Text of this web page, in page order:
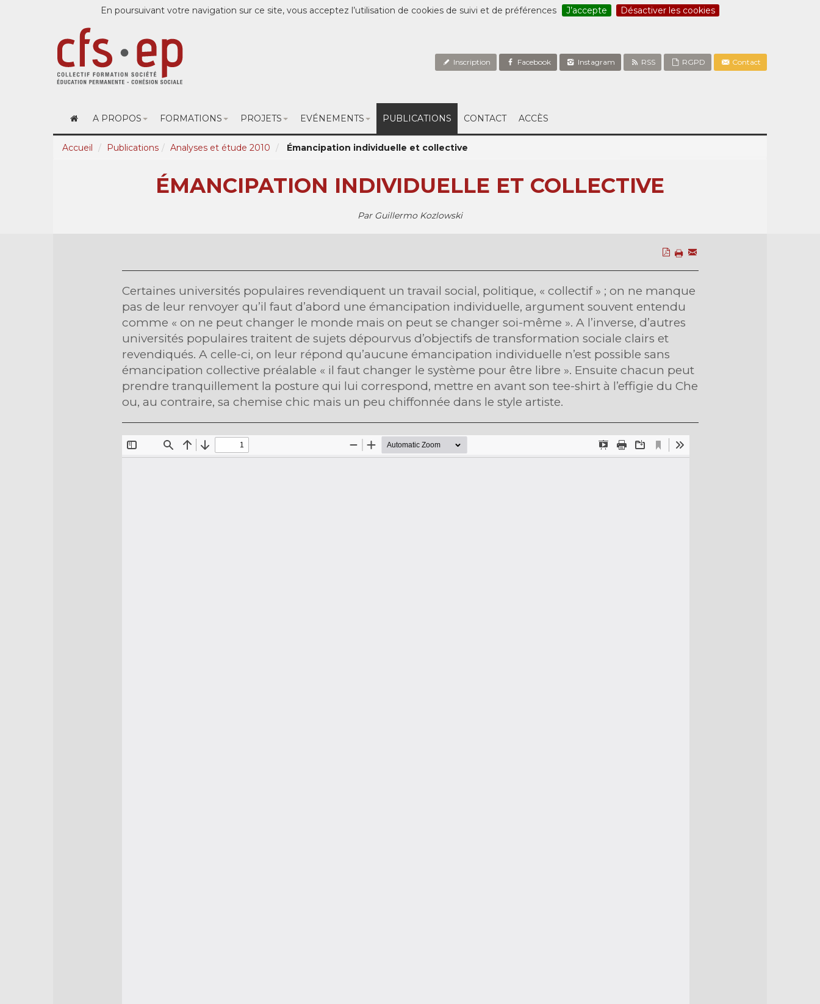
En poursuivant votre navigation sur ce site, vous acceptez l’utilisation de cookies de suivi et de préférences J’accepte Désactiver les cookies
Inscription Facebook Instagram RSS RGPD Contact
A PROPOS FORMATIONS PROJETS EVÉNEMENTS PUBLICATIONS CONTACT ACCÈS
Accueil Publications Analyses et étude 2010 Émancipation individuelle et collective
ÉMANCIPATION INDIVIDUELLE ET COLLECTIVE
Par Guillermo Kozlowski
Certaines universités populaires revendiquent un travail social, politique, « collectif » ; on ne manque
pas de leur renvoyer qu’il faut d’abord une émancipation individuelle, argument souvent entendu
comme « on ne peut changer le monde mais on peut se changer soi-même ». A l’inverse, d’autres
universités populaires traitent de sujets dépourvus d’objectifs de transformation sociale clairs et
revendiqués. A celle-ci, on leur répond qu’aucune émancipation individuelle n’est possible sans
émancipation collective préalable « il faut changer le système pour être libre ». Ensuite chacun peut
prendre tranquillement la posture qui lui correspond, mettre en avant son tee-shirt à l’effigie du Che
ou, au contraire, sa chemise chic mais un peu chiffonnée dans le style artiste.